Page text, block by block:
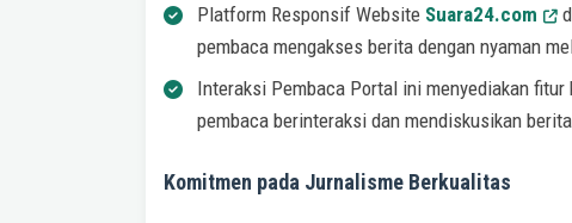
Platform Responsif Website Suara24.com
pembaca mengakses berita dengan nyaman
Interaksi Pembaca Portal ini menyediakan
pembaca berinteraksi dan mendiskusikan
Komitmen pada Jurnalisme Berkualitas